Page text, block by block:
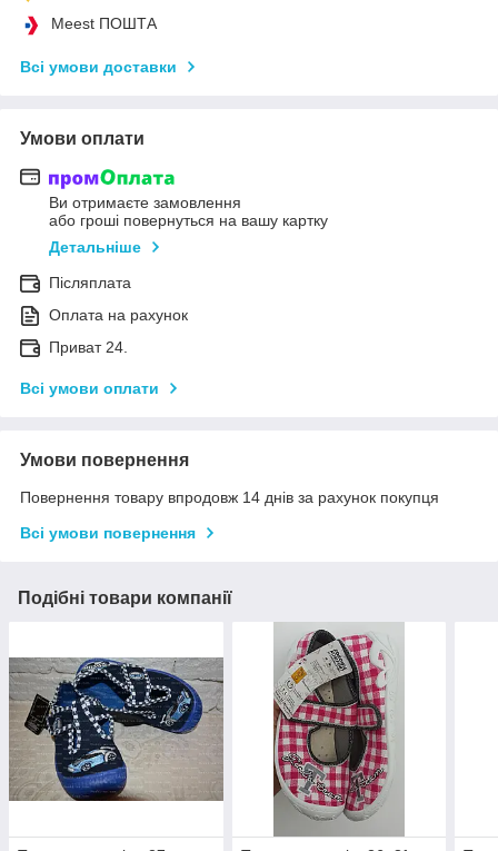
Meest ПОШТА
Всі умови доставки
Умови оплати
Ви отримаєте замовлення
або гроші повернуться на вашу картку
Детальніше
Післяплата
Оплата на рахунок
Приват 24.
Всі умови оплати
Умови повернення
Повернення товару впродовж 14 днів за рахунок покупця
Всі умови повернення
Подібні товари компанії